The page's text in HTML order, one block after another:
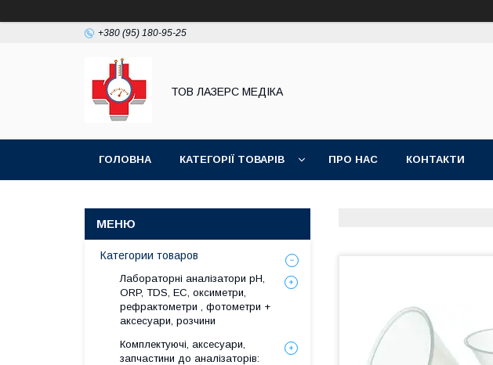
+380 (95) 180-95-25
ТОВ ЛАЗЕРС МЕДІКА
ГОЛОВНА КАТЕГОРІЇ ТОВАРІВ ПРО НАС КОНТАКТИ
Категории товаров
Лабораторні аналізатори pH,
ORP, TDS, EC, оксиметри,
рефрактометри , фотометри +
аксесуари, розчини
Комплектуючі, аксесуари,
запчастини до аналізаторів: